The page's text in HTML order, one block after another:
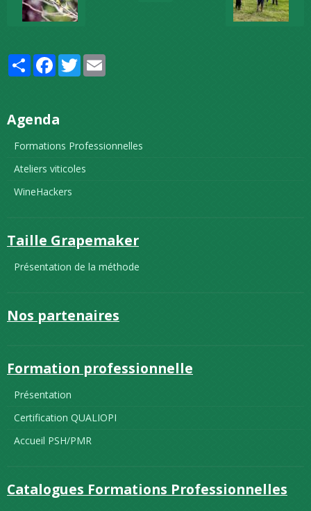
PartagerFacebook
Twitter
Agenda
Formations Professionnelles
Ateliers viticoles
WineHackers
Taille Grapemaker
Présentation de la méthode
Nos partenaires
Formation professionnelle
Présentation
Certification QUALIOPI
Accueil PSH/PMR
Catalogues Formations Professionnelles